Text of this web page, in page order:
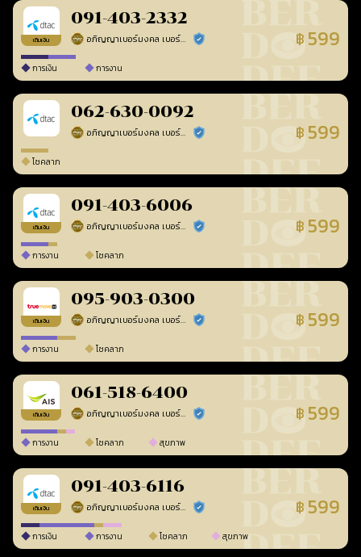
เติมเงิน
091-403-2332
อภิญญาเบอร์มงคล เบอร์สวยเลขศาสตร์ ร้านยืนยันแล้ว ฿ 599
การเงิน การงาน
062-630-0092
อภิญญาเบอร์มงคล เบอร์สวยเลขศาสตร์ ร้านยืนยันแล้ว ฿ 599
โชคลาภ
เติมเงิน
091-403-6006
อภิญญาเบอร์มงคล เบอร์สวยเลขศาสตร์ ร้านยืนยันแล้ว ฿ 599
การงาน โชคลาภ
เติมเงิน
095-903-0300
อภิญญาเบอร์มงคล เบอร์สวยเลขศาสตร์ ร้านยืนยันแล้ว ฿ 599
การงาน โชคลาภ
เติมเงิน
061-518-6400
อภิญญาเบอร์มงคล เบอร์สวยเลขศาสตร์ ร้านยืนยันแล้ว ฿ 599
การงาน โชคลาภ สุขภาพ
เติมเงิน
091-403-6116
อภิญญาเบอร์มงคล เบอร์สวยเลขศาสตร์ ร้านยืนยันแล้ว ฿ 599
การเงิน การงาน โชคลาภ สุขภาพ